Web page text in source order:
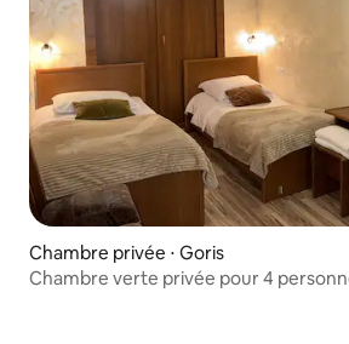
Chambre privée ⋅ Goris
Chambre verte privée pour 4